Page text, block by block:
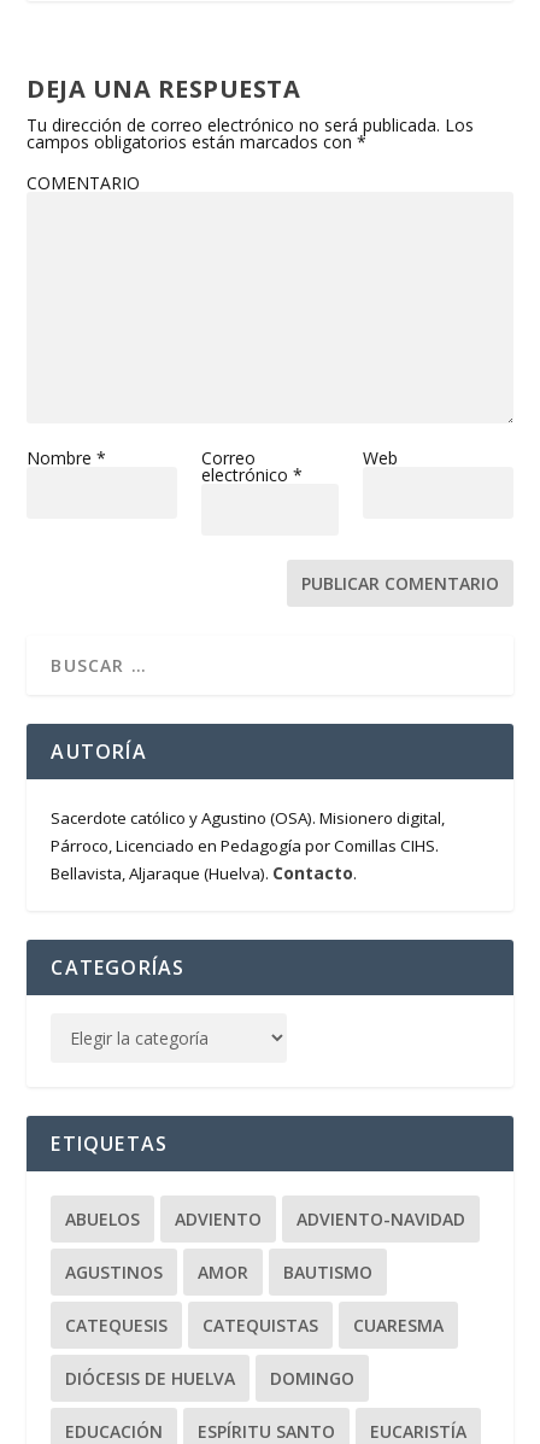
DEJA UNA RESPUESTA
Tu dirección de correo electrónico no será publicada. Los
campos obligatorios están marcados con*
COMENTARIO
Nombre* Correo
electrónico *
Web
AUTORÍA
Sacerdote católico y Agustino (OSA). Misionero digital,
Párroco, Licenciado en Pedagogía por Comillas CIHS.
Bellavista, Aljaraque (Huelva). Contacto.
CATEGORÍAS
ETIQUETAS
ABUELOS ADVIENTO ADVIENTO-NAVIDAD
AGUSTINOS AMOR BAUTISMO
CATEQUESIS CATEQUISTAS CUARESMA
DIÓCESIS DE HUELVA DOMINGO
EDUCACIÓN ESPÍRITU SANTO EUCARISTÍA